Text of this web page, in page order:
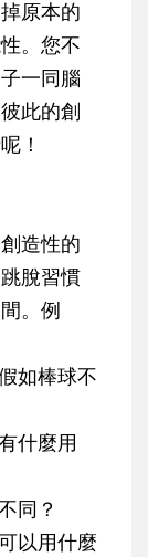
原本的
。您不
一同腦
此的創
！
造性的
脫習慣
。例
如棒球不
什麼用
同？
以用什麼